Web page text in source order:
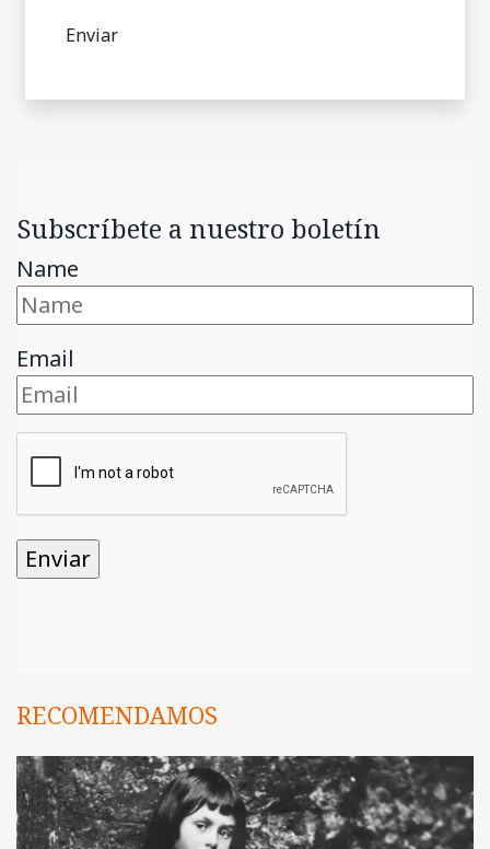
Subscríbete a nuestro boletín
Name
Email
RECOMENDAMOS